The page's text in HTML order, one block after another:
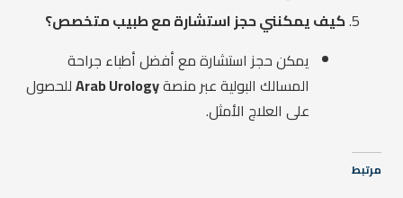
كيف يمكنني حجز استشارة مع طبيب متخصص؟
يمكن حجز استشارة مع أفضل أطباء جراحة
المسالك البولية عبر منصةArab Urologyللحصول
على العلاج الأمثل.
مرتبط